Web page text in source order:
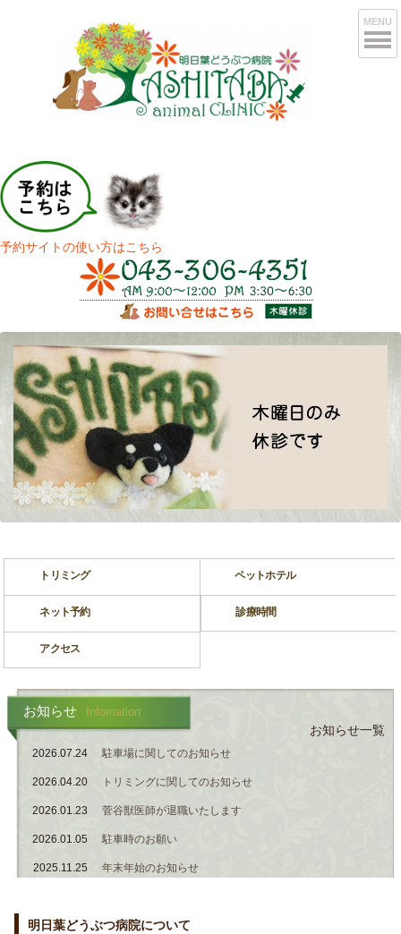
予約サイトの使い方はこちら
MENU
トリミング ペットホテル
ネット予約 診療時間
アクセス
お知らせ Infomation
お知らせ一覧
2026.07.24 駐車場に関してのお知らせ
2026.04.20 トリミングに関してのお知らせ
2026.01.23 菅谷獣医師が退職いたします
2026.01.05 駐車時のお願い
2025.11.25 年末年始のお知らせ
明日葉どうぶつ病院について